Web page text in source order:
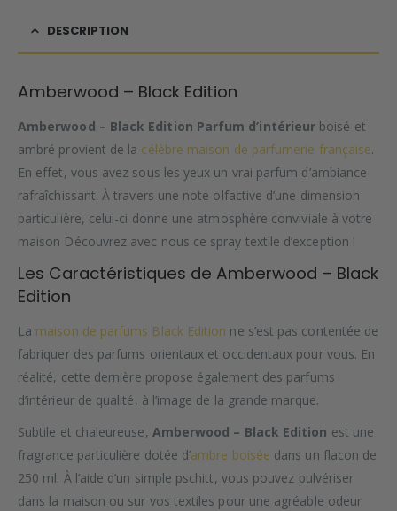
DESCRIPTION
Amberwood – Black Edition
Amberwood – Black Edition Parfum d’intérieur boisé et
ambré provient de la célèbre maison de parfumerie française.
En effet, vous avez sous les yeux un vrai parfum d’ambiance
rafraîchissant. À travers une note olfactive d’une dimension
particulière, celui-ci donne une atmosphère conviviale à votre
maison Découvrez avec nous ce spray textile d’exception !
Les Caractéristiques de Amberwood – Black
Edition
La maison de parfums Black Edition ne s’est pas contentée de
fabriquer des parfums orientaux et occidentaux pour vous. En
réalité, cette dernière propose également des parfums
d’intérieur de qualité, à l’image de la grande marque.
Subtile et chaleureuse, Amberwood – Black Edition est une
fragrance particulière dotée d’ambre boisée dans un flacon de
250 ml. À l’aide d’un simple pschitt, vous pouvez pulvériser
dans la maison ou sur vos textiles pour une agréable odeur